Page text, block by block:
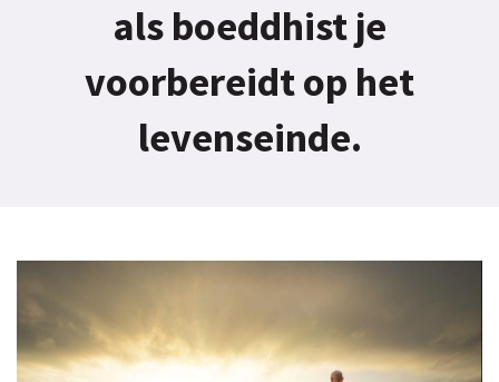
als boeddhist je
voorbereidt op het
levenseinde.